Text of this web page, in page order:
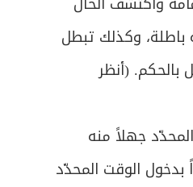
باطلة، وكذلك تبطل
بالحكم. (أنظر
جهلاً منه
بدخول الوقت المحدّد